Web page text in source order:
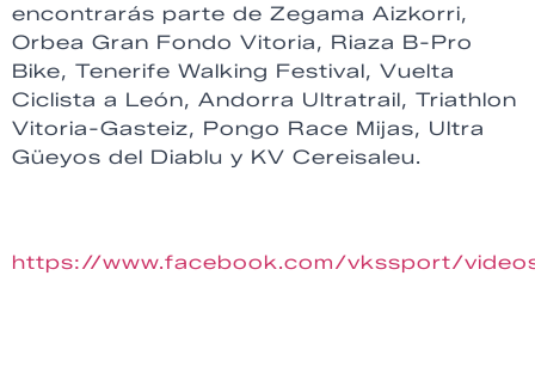
encontrarás parte de Zegama Aizkorri,
Orbea Gran Fondo Vitoria, Riaza B-Pro
Bike, Tenerife Walking Festival, Vuelta
Ciclista a León, Andorra Ultratrail, Triathlon
Vitoria-Gasteiz, Pongo Race Mijas, Ultra
Güeyos del Diablu y KV Cereisaleu.
https://www.facebook.com/vkssport/